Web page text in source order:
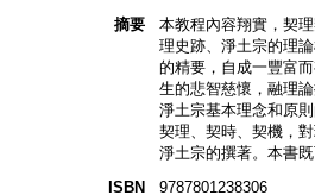
摘要
本教程內容翔實，契
理史跡、淨土宗的理
的精要，自成一豐富
生的悲智慈懷，融理
淨土宗基本理念和原
契理、契時、契機，
淨土宗的撰著。本書
ISBN
9787801238306